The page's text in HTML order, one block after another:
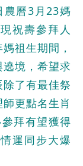
「白沙屯」
王必勝認：
專家逐一分
颱同框！1
農曆3月23媽
祝壽參拜人
祖生期間，
境，希望求
了有最佳祭
更點名生肖
拜有望獲得
運同步大爆